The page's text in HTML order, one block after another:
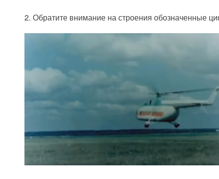
2. Обратите внимание на строения обозначенные